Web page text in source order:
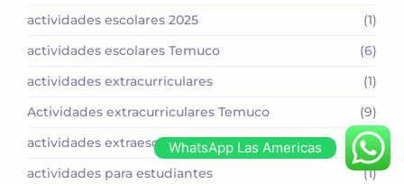
actividades escolares 2025
(1)
actividades escolares Temuco
(6)
actividades extracurriculares
(1)
Actividades extracurriculares Temuco
(9)
actividades extraescolares
(1)
actividades para estudiantes
(1)
WhatsApp Las Americas